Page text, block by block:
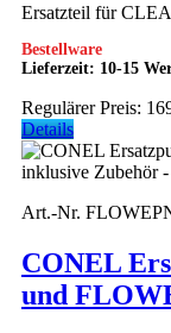
Ersatzteil für
Bestellware
Lieferzeit: 10-15
Regulärer Preis:
Details
Art.-Nr.
CONEL
und